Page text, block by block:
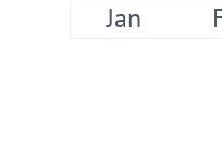
Jan